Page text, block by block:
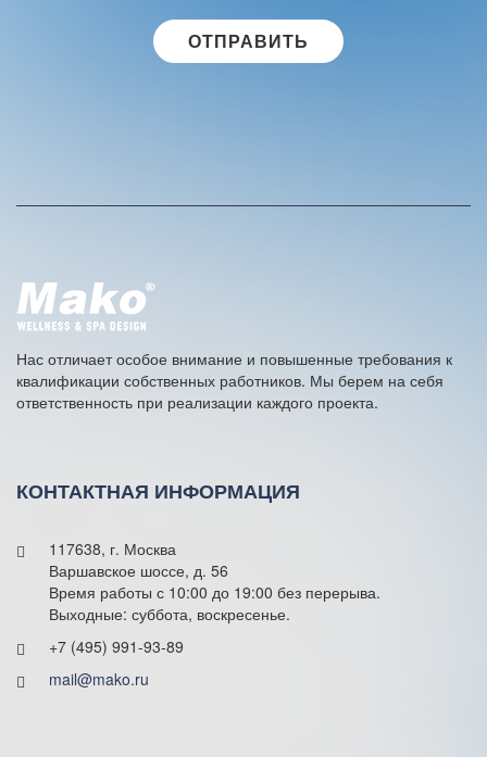
персональных данных
e
t
i
v
e
:
Нас отличает особое внимание и повышенные требования к
квалификации собственных работников. Мы берем на себя
ответственность при реализации каждого проекта.
КОНТАКТНАЯ ИНФОРМАЦИЯ
117638, г. Москва
Варшавское шоссе, д. 56
Время работы с 10:00 до 19:00 без перерыва.
Выходные: суббота, воскресенье.
+7 (495) 991-93-89
mail@mako.ru